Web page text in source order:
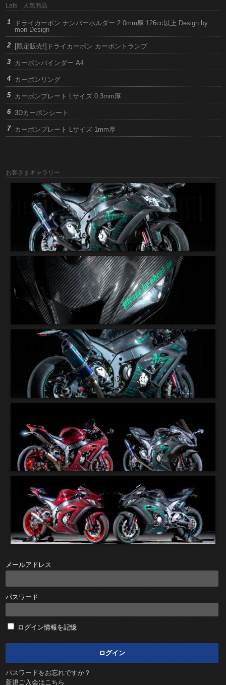
Lafs 人気商品
ドライカーボン ナンバーホルダー 2.0mm厚 126cc以上 Design by
mon Design
[限定販売!]ドライカーボン カーボントランプ
カーボンバインダー A4
カーボンリング
カーボンプレート Lサイズ 0.3mm厚
3Dカーボンシート
カーボンプレート Lサイズ 1mm厚
お客さまギャラリー
メールアドレス
パスワード
ログイン情報を記憶
パスワードをお忘れですか？
新規ご入会はこちら